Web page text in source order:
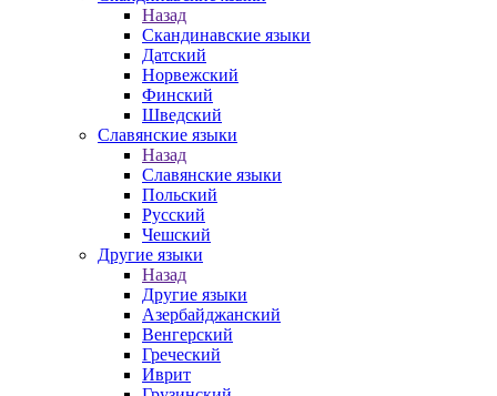
Назад
Скандинавские языки
Датский
Норвежский
Финский
Шведский
Славянские языки
Назад
Славянские языки
Польский
Русский
Чешский
Другие языки
Назад
Другие языки
Азербайджанский
Венгерский
Греческий
Иврит